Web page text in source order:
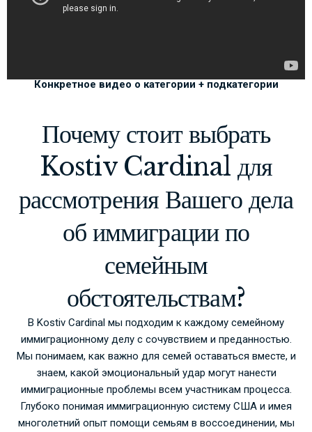
Конкретное видео о категории + подкатегории
Почему стоит выбрать
Kostiv Cardinal для
рассмотрения Вашего дела
об иммиграции по
семейным
обстоятельствам?
В Kostiv Cardinal мы подходим к каждому семейному
иммиграционному делу с сочувствием и преданностью.
Мы понимаем, как важно для семей оставаться вместе, и
знаем, какой эмоциональный удар могут нанести
иммиграционные проблемы всем участникам процесса.
Глубоко понимая иммиграционную систему США и имея
многолетний опыт помощи семьям в воссоединении, мы